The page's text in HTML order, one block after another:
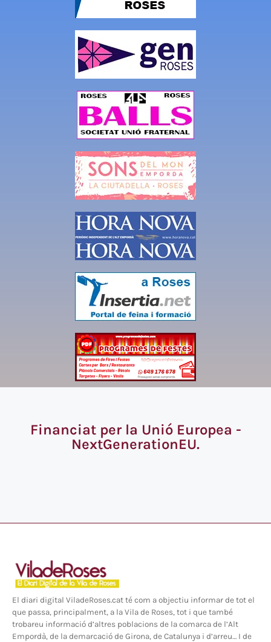
Financiat per la Unió Europea -
NextGenerationEU.
El diari digital ViladeRoses.cat té com a objectiu informar de tot el
que passa, principalment, a la Vila de Roses, tot i que també
trobareu informació d’altres poblacions de la comarca de l’Alt
Empordà, de la demarcació de Girona, de Catalunya i d’arreu… I de